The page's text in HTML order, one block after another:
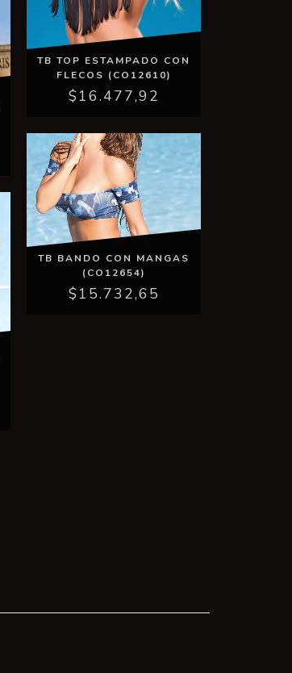
TB TOP ESTAMPADO CON
FLECOS (CO12610)
$16.477,92
TB BANDO CON MANGAS
(CO12654)
$15.732,65